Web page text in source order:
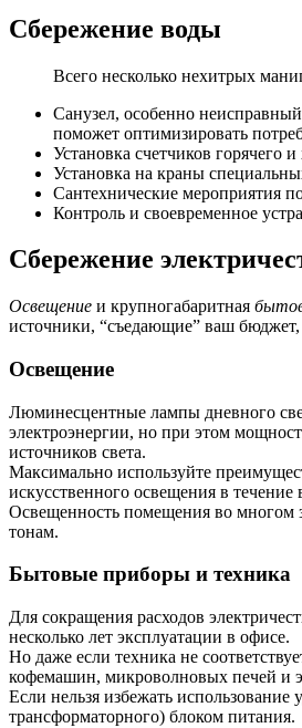
Сбережение воды
Всего несколько нехитрых
Санузел, особенно
поможет оптимизировать
Установка счетчиков горячего
Установка на краны
Сантехнические мероприятия
Контроль и своевременное
Сбережение
Освещение и крупногабаритная
источники, “съедающие” ваш
Освещение
Люминесцентные лампы дневного
электроэнергии, но при этом
источников света.
Максимально используйте
искусственного освещения в
Освещенность помещения во многом
тонам.
Бытовые приборы и техника
Для сокращения расходов
несколько лет эксплуатации в офисе.
Но даже если техника не
кофемашин, микроволновых печей и
Если нельзя избежать
трансформаторного) блоком питания.